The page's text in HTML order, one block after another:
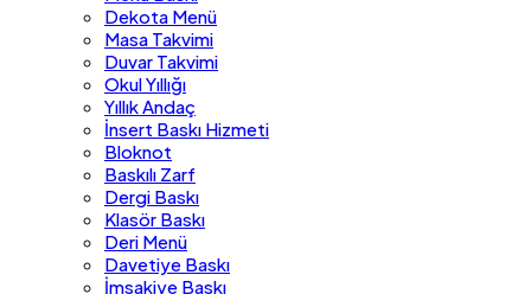
Dekota Menü
Masa Takvimi
Duvar Takvimi
Okul Yıllığı
Yıllık Andaç
İnsert Baskı Hizmeti
Bloknot
Baskılı Zarf
Dergi Baskı
Klasör Baskı
Deri Menü
Davetiye Baskı
İmsakiye Baskı